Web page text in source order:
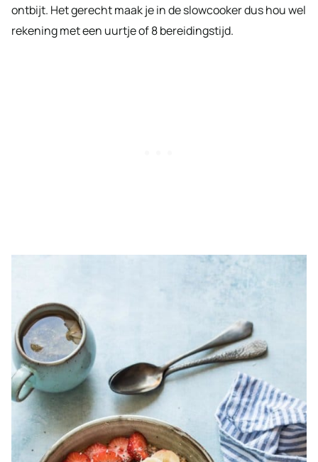
ontbijt. Het gerecht maak je in de slowcooker dus hou wel
rekening met een uurtje of 8 bereidingstijd.